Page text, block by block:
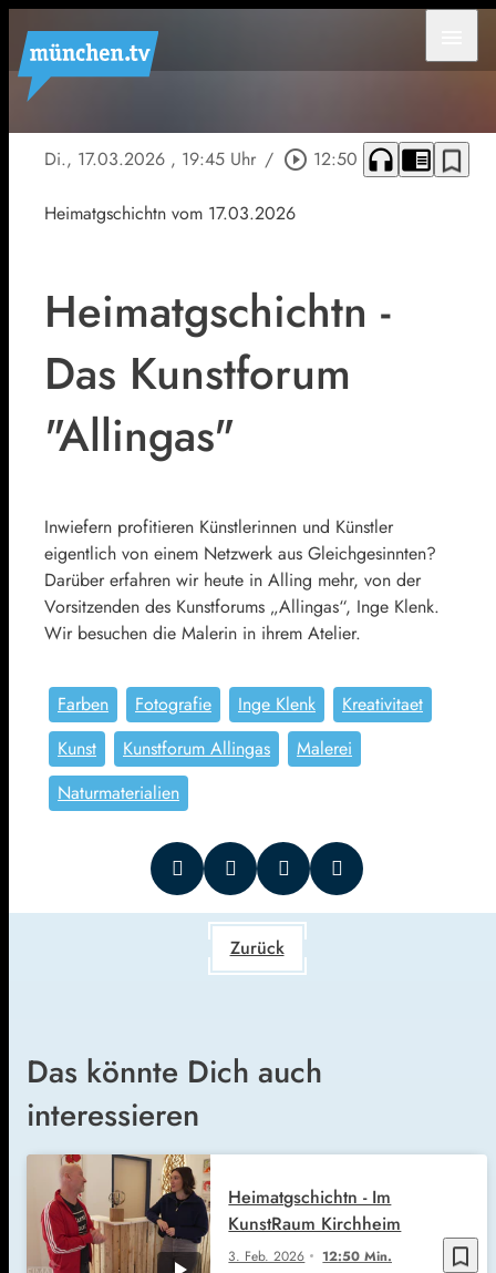
Di., 17.03.2026 , 19:45 Uhr / play_circle_outline 12:50 headphones chrome_reader_mode bookmark_border
Heimatgschichtn vom 17.03.2026
Heimatgschichtn -
Das Kunstforum
"Allingas"
Inwiefern profitieren Künstlerinnen und Künstler
eigentlich von einem Netzwerk aus Gleichgesinnten?
Darüber erfahren wir heute in Alling mehr, von der
Vorsitzenden des Kunstforums „Allingas“, Inge Klenk.
Wir besuchen die Malerin in ihrem Atelier.
Farben Fotografie Inge Klenk
Kreativitaet
Kunst
Kunstforum Allingas
Malerei
Naturmaterialien
Zurück
Das könnte Dich auch
interessieren
bookmark_border
3. Feb. 2026 12:50 Min.
Heimatgschichtn - Im
KunstRaum Kirchheim